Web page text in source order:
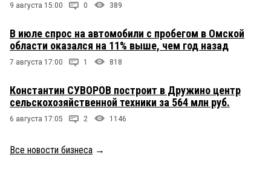
9 августа 15:00 0 389
В июле спрос на автомобили с пробегом в Омской
области оказался на 11% выше, чем год назад
7 августа 17:00 1 818
Константин СУВОРОВ построит в Дружино центр
сельскохозяйственной техники за 564 млн руб.
6 августа 17:05 2 1146
Все новости бизнеса →